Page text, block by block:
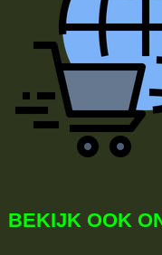
BEKIJK OOK